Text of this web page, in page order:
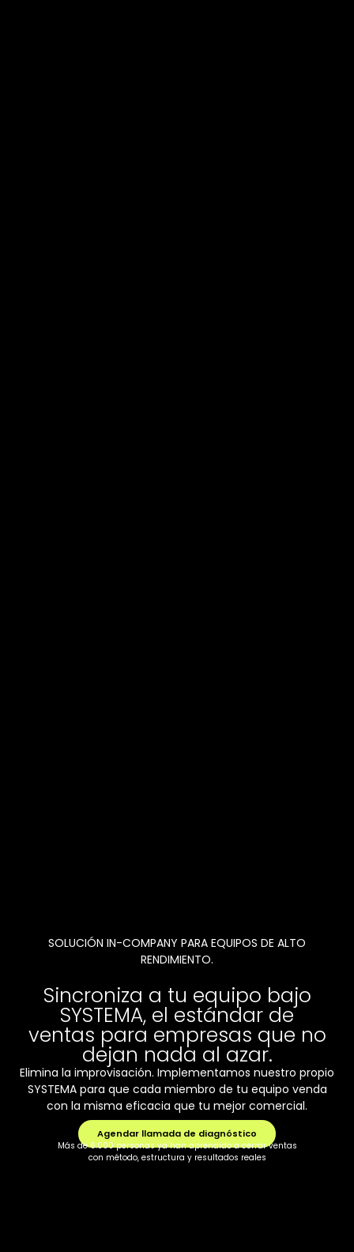
SOLUCIÓN IN-COMPANY PARA EQUIPOS DE ALTO
RENDIMIENTO.
Sincroniza a tu equipo bajo
SYSTEMA, el estándar de
ventas para empresas que no
dejan nada al azar.
Elimina la improvisación. Implementamos nuestro propio
SYSTEMA para que cada miembro de tu equipo venda
con la misma eficacia que tu mejor comercial.
Agendar llamada de diagnóstico
Más de 6.000 personas ya han aprendido a cerrar ventas
con método, estructura y resultados reales